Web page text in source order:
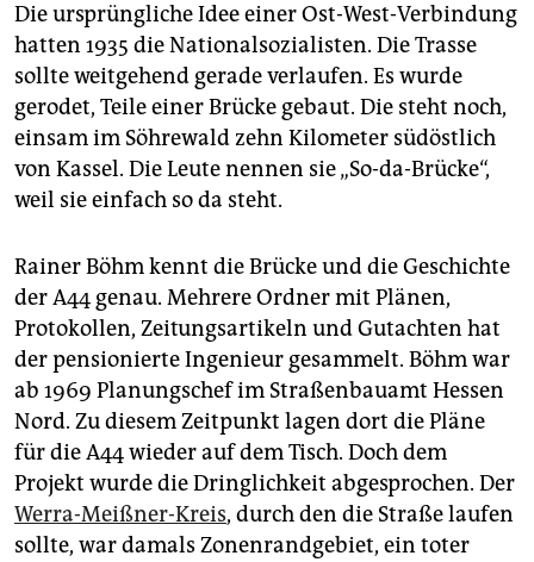
Die ursprüngliche Idee einer Ost-West-Verbindung
hatten 1935 die Nationalsozialisten. Die Trasse
sollte weit­gehend gerade verlaufen. Es wurde
gerodet, Teile einer Brücke gebaut. Die steht noch,
einsam im Söhrewald zehn Kilometer südöstlich
von Kassel. Die Leute nennen sie „So-da-Brücke“,
weil sie einfach so da steht.
Rainer Böhm kennt die Brücke und die Geschichte
der A44 genau. Mehrere Ordner mit Plänen,
Protokollen, Zeitungsartikeln und Gutachten hat
der pensionierte Ingenieur gesammelt. Böhm war
ab 1969 Planungschef im Straßenbauamt Hessen
Nord. Zu diesem Zeitpunkt lagen dort die Pläne
für die A44 wieder auf dem Tisch. Doch dem
Projekt wurde die Dringlichkeit abgesprochen. Der
Werra-Meißner-Kreis, durch den die Straße laufen
sollte, war damals Zonenrandgebiet, ein toter